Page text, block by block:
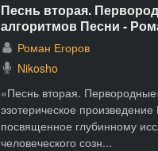
Песнь вторая.
алгоритмов Песни -
Роман Егоров
Nikosho
«Песнь вторая.
эзотерическое
посвященное глубинному
человеческого созн...